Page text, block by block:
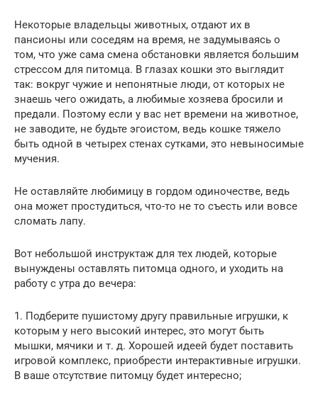
Некоторые владельцы животных, отдают их в
пансионы или соседям на время, не задумываясь о
том, что уже сама смена обстановки является большим
стрессом для питомца. В глазах кошки это выглядит
так: вокруг чужие и непонятные люди, от которых не
знаешь чего ожидать, а любимые хозяева бросили и
предали. Поэтому если у вас нет времени на животное,
не заводите, не будьте эгоистом, ведь кошке тяжело
быть одной в четырех стенах сутками, это невыносимые
мучения.
Не оставляйте любимицу в гордом одиночестве, ведь
она может простудиться, что-то не то съесть или вовсе
сломать лапу.
Вот небольшой инструктаж для тех людей, которые
вынуждены оставлять питомца одного, и уходить на
работу с утра до вечера:
1. Подберите пушистому другу правильные игрушки, к
которым у него высокий интерес, это могут быть
мышки, мячики и т. д. Хорошей идеей будет поставить
игровой комплекс, приобрести интерактивные игрушки.
В ваше отсутствие питомцу будет интересно;